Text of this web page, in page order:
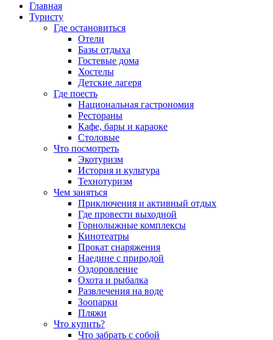
Главная
Туристу
Где остановиться
Отели
Базы отдыха
Гостевые дома
Хостелы
Детские лагеря
Где поесть
Национальная гастрономия
Рестораны
Кафе, бары и караоке
Столовые
Что посмотреть
Экотуризм
История и культура
Технотуризм
Чем заняться
Приключения и активный отдых
Где провести выходной
Горнолыжные комплексы
Кинотеатры
Прокат снаряжения
Наедине с природой
Оздоровление
Охота и рыбалка
Развлечения на воде
Зоопарки
Пляжи
Что купить?
Что забрать с собой